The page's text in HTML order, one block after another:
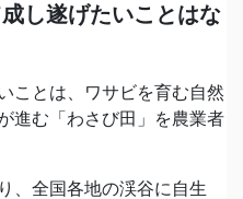
し遂げたいことはな
ことは、ワサビを育む自然
進む「わさび田」を農業者
、全国各地の渓谷に自生